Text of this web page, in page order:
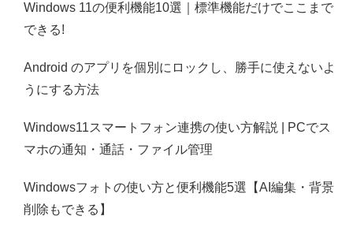
Windows 11の便利機能10選｜標準機能だけでここまで
できる!
Android のアプリを個別にロックし、勝手に使えないよ
うにする方法
Windows11スマートフォン連携の使い方解説 | PCでス
マホの通知・通話・ファイル管理
Windowsフォトの使い方と便利機能5選【AI編集・背景
削除もできる】